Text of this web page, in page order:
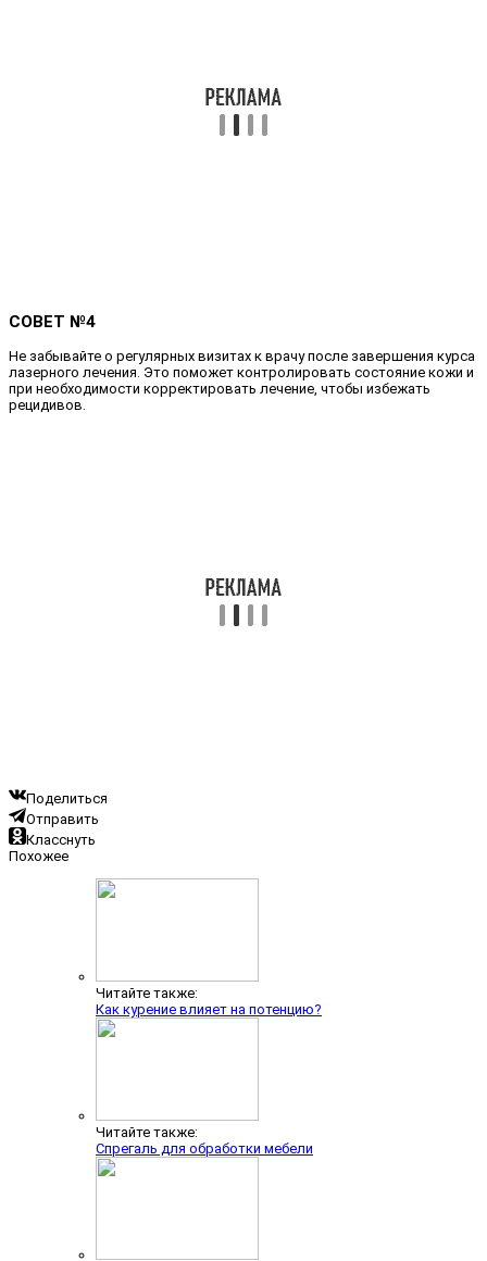
СОВЕТ №4
Не забывайте о регулярных визитах к врачу после завершения курса
лазерного лечения. Это поможет контролировать состояние кожи и
при необходимости корректировать лечение, чтобы избежать
рецидивов.
Поделиться
Отправить
Класснуть
Похожее
Читайте также:
Как курение влияет на потенцию?
Читайте также:
Спрегаль для обработки мебели